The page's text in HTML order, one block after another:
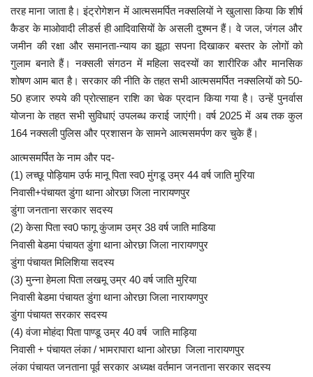
राशिफल
खेल
फोटो
वीडियो
तरह माना जाता है। इंट्रोगेशन में आत्मसमर्पित नक्सलियों ने खुलासा किया कि शीर्ष
कैडर के माओवादी लीडर्स ही आदिवासियों के असली दुश्मन हैं। वे जल, जंगल और
जमीन की रक्षा और समानता-न्याय का झूठा सपना दिखाकर बस्तर के लोगों को
गुलाम बनाते हैं। नक्सली संगठन में महिला सदस्यों का शारीरिक और मानसिक
शोषण आम बात है। सरकार की नीति के तहत सभी आत्मसमर्पित नक्सलियों को 50-
50 हजार रुपये की प्रोत्साहन राशि का चेक प्रदान किया गया है। उन्हें पुनर्वास
योजना के तहत सभी सुविधाएं उपलब्ध कराई जाएंगी। वर्ष 2025 में अब तक कुल
164 नक्सली पुलिस और प्रशासन के सामने आत्मसमर्पण कर चुके हैं।
आत्मसमर्पित के नाम और पद-
(1) लच्छू पोड़ियाम उर्फ मानू पिता स्व0 मुंगडू उम्र 44 वर्ष जाति मुरिया
निवासी+पंचायत डुंगा थाना ओरछा जिला नारायणपुर
डुंगा जनताना सरकार सदस्य
(2) केसा पिता स्व0 फागू कुंजाम उम्र 38 वर्ष जाति माडिया
निवासी बेडमा पंचायत डुंगा थाना ओरछा जिला नारायणपुर
डुंगा पंचायत मिलिशिया सदस्य
(3) मुन्ना हेमला पिता लखमू उम्र 40 वर्ष जाति मुरिया
निवासी बेडमा पंचायत डुंगा थाना ओरछा जिला नारायणपुर
डुंगा पंचायत सरकार सदस्य
(4) वंजा मोहंदा पिता पाण्डू उम्र 40 वर्ष जाति माड़िया
निवासी + पंचायत लंका / भामरापारा थाना ओरछा जिला नारायणपुर
लंका पंचायत जनताना पूर्व सरकार अध्यक्ष वर्तमान जनताना सरकार सदस्य